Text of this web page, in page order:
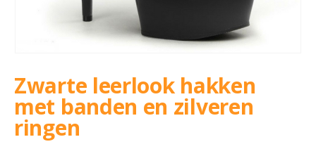
Zwarte leerlook hakken
met banden en zilveren
ringen